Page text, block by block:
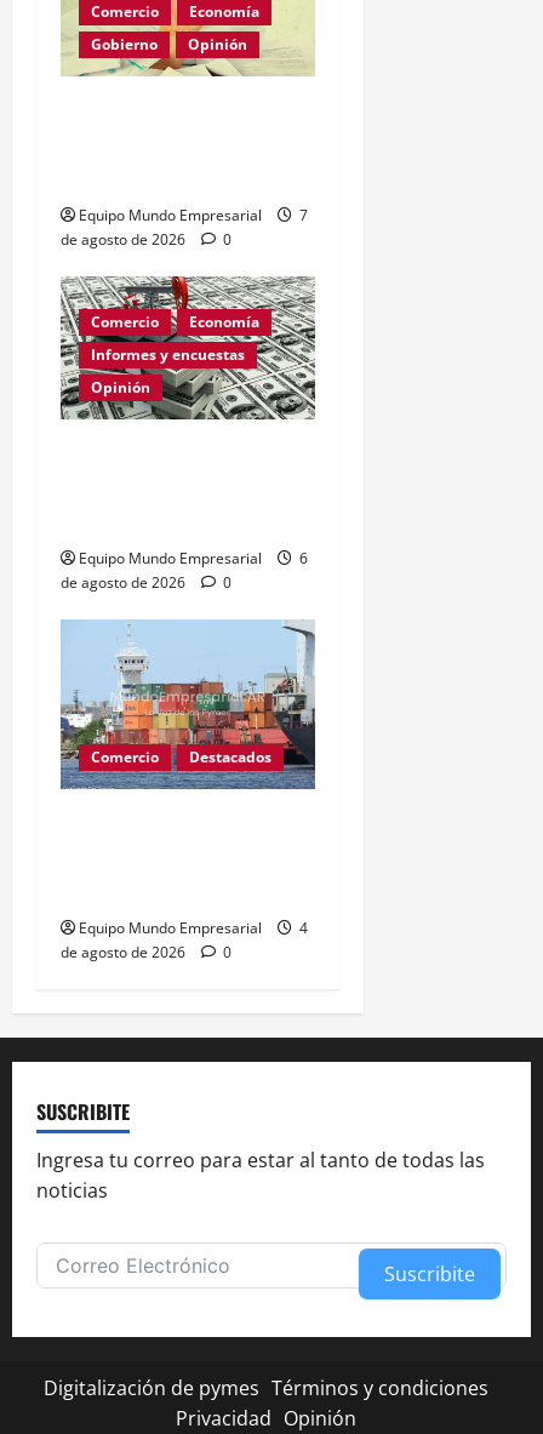
Comercio
Economía
Gobierno
Opinión
Equipo Mundo Empresarial
7
de agosto de 2026
0
Comercio
Economía
Informes y encuestas
Opinión
Equipo Mundo Empresarial
6
de agosto de 2026
0
Comercio Destacados
Equipo Mundo Empresarial
4
de agosto de 2026
0
SUSCRIBITE
Ingresa tu correo para estar al tanto de todas las
noticias
Suscribite
Digitalización de pymes Términos y condiciones
Privacidad Opinión